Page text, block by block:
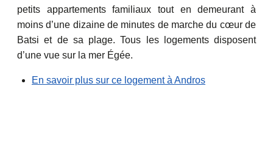
petits appartements familiaux tout en demeurant à
moins d’une dizaine de minutes de marche du cœur de
Batsi et de sa plage. Tous les logements disposent
d’une vue sur la mer Égée.
En savoir plus sur ce logement à Andros